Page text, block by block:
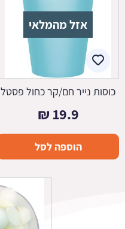
אזל מהמלאי
כוסות נייר חם/קר כחול פסטל
19.9
₪
הוספה לסל